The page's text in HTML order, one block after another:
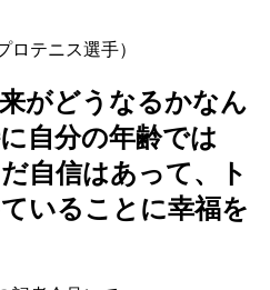
テニス選手）
がどうなるかなん
自分の年齢では
自信はあって、ト
いることに幸福を